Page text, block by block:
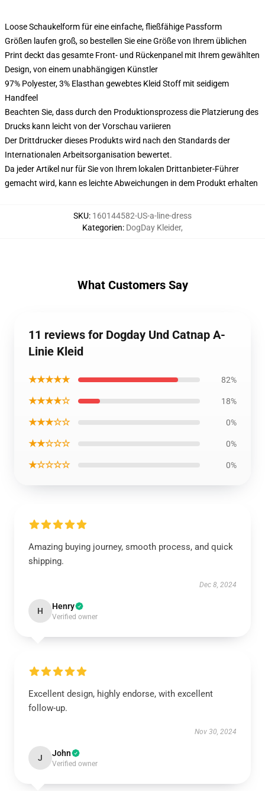
Loose Schaukelform für eine einfache, fließfähige Passform
Größen laufen groß, so bestellen Sie eine Größe von Ihrem üblichen
Print deckt das gesamte Front- und Rückenpanel mit Ihrem gewählten
Design, von einem unabhängigen Künstler
97% Polyester, 3% Elasthan gewebtes Kleid Stoff mit seidigem
Handfeel
Beachten Sie, dass durch den Produktionsprozess die Platzierung des
Drucks kann leicht von der Vorschau variieren
Der Drittdrucker dieses Produkts wird nach den Standards der
Internationalen Arbeitsorganisation bewertet.
Da jeder Artikel nur für Sie von Ihrem lokalen Drittanbieter-Führer
gemacht wird, kann es leichte Abweichungen in dem Produkt erhalten
SKU: 160144582-US-a-line-dress
Kategorien: DogDay Kleider,
What Customers Say
11 reviews for Dogday Und Catnap A-
Linie Kleid
★★★★★ 82%
★★★★☆ 18%
★★★☆☆ 0%
★★☆☆☆ 0%
★☆☆☆☆ 0%
Amazing buying journey, smooth process, and quick
shipping.
Dec 8, 2024
H Henry
Verified owner
Excellent design, highly endorse, with excellent
follow-up.
Nov 30, 2024
J John
Verified owner